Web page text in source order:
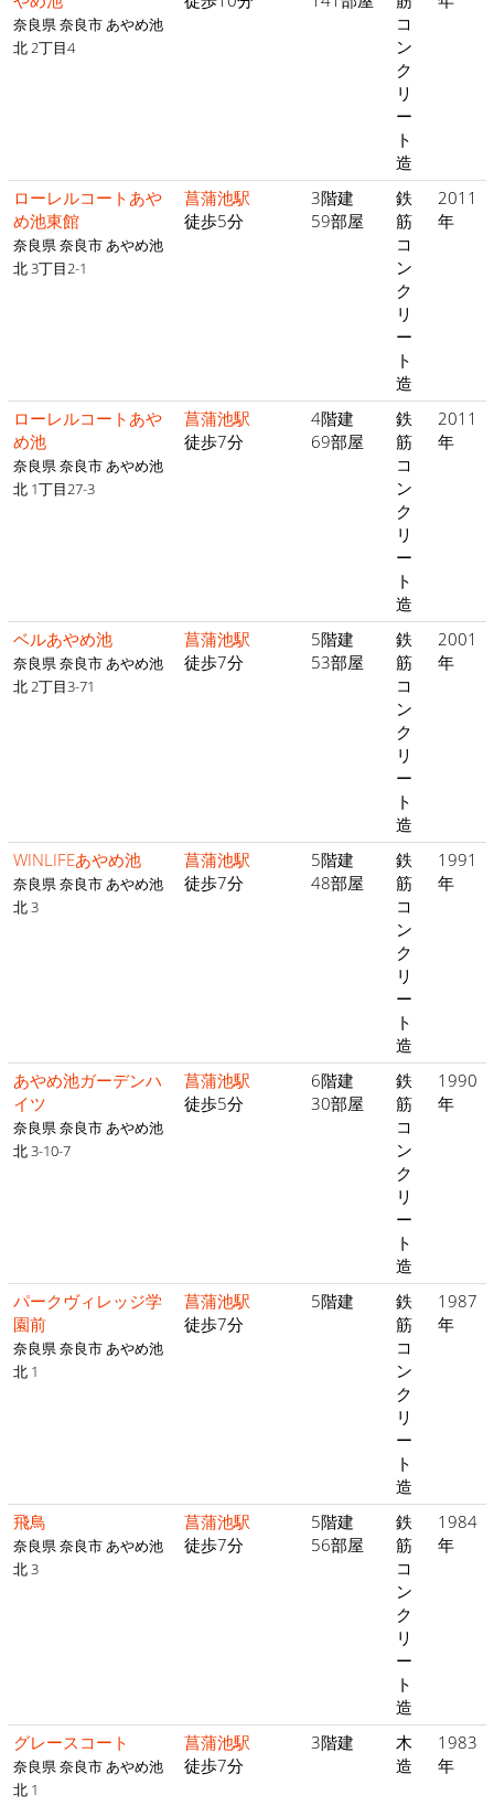
奈良県 奈良市 あやめ池
北 2丁目4
コ
ン
ク
リ
ー
ト
造
ローレルコートあや
め池東館
奈良県 奈良市 あやめ池
北 3丁目2-1
菖蒲池駅
徒歩5分
3階建
59部屋
鉄
筋
コ
ン
ク
リ
ー
ト
造
2011
年
ローレルコートあや
め池
奈良県 奈良市 あやめ池
北 1丁目27-3
菖蒲池駅
徒歩7分
4階建
69部屋
鉄
筋
コ
ン
ク
リ
ー
ト
造
2011
年
ベルあやめ池
奈良県 奈良市 あやめ池
北 2丁目3-71
菖蒲池駅
徒歩7分
5階建
53部屋
鉄
筋
コ
ン
ク
リ
ー
ト
造
2001
年
WINLIFEあやめ池
奈良県 奈良市 あやめ池
北 3
菖蒲池駅
徒歩7分
5階建
48部屋
鉄
筋
コ
ン
ク
リ
ー
ト
造
1991
年
あやめ池ガーデンハ
イツ
奈良県 奈良市 あやめ池
北 3-10-7
菖蒲池駅
徒歩5分
6階建
30部屋
鉄
筋
コ
ン
ク
リ
ー
ト
造
1990
年
パークヴィレッジ学
園前
奈良県 奈良市 あやめ池
北 1
菖蒲池駅
徒歩7分
5階建
鉄
筋
コ
ン
ク
リ
ー
ト
造
1987
年
飛鳥
奈良県 奈良市 あやめ池
北 3
菖蒲池駅
徒歩7分
5階建
56部屋
鉄
筋
コ
ン
ク
リ
ー
ト
造
1984
年
グレースコート
奈良県 奈良市 あやめ池
北 1
菖蒲池駅
徒歩7分
3階建
木
造
1983
年